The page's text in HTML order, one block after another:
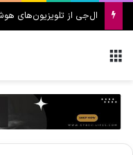
ال‌جی از تلویزیون‌های هوش مصنوعی